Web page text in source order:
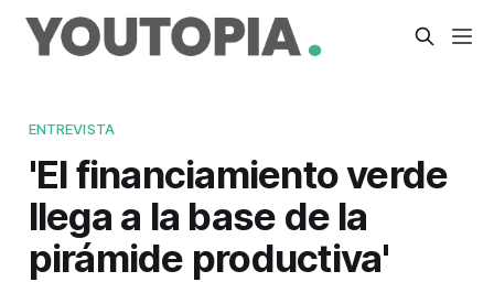
ENTREVISTA
'El financiamiento verde
llega a la base de la
pirámide productiva'